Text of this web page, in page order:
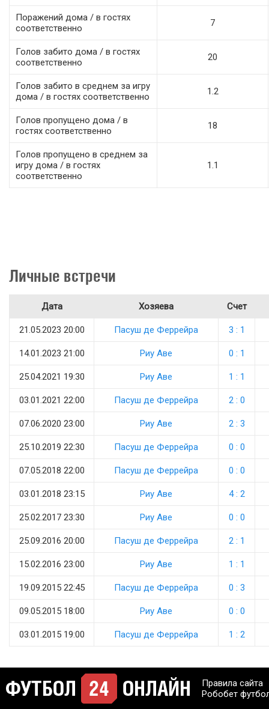
Поражений дома / в гостях
соответственно
7
Голов забито дома / в гостях
соответственно
20
Голов забито в среднем за игру
дома / в гостях соответственно
1.2
Голов пропущено дома / в
гостях соответственно
18
Голов пропущено в среднем за
игру дома / в гостях
соответственно
1.1
Личные встречи
Дата Хозяева Счет
21.05.2023 20:00 Пасуш де Феррейра 3 : 1
14.01.2023 21:00 Риу Аве 0 : 1
25.04.2021 19:30 Риу Аве 1 : 1
03.01.2021 22:00 Пасуш де Феррейра 2 : 0
07.06.2020 23:00 Риу Аве 2 : 3
25.10.2019 22:30 Пасуш де Феррейра 0 : 0
07.05.2018 22:00 Пасуш де Феррейра 0 : 0
03.01.2018 23:15 Риу Аве 4 : 2
25.02.2017 23:30 Риу Аве 0 : 0
25.09.2016 20:00 Пасуш де Феррейра 2 : 1
15.02.2016 23:00 Риу Аве 1 : 1
19.09.2015 22:45 Пасуш де Феррейра 0 : 3
09.05.2015 18:00 Риу Аве 0 : 0
03.01.2015 19:00 Пасуш де Феррейра 1 : 2
Правила сайта
Робобет